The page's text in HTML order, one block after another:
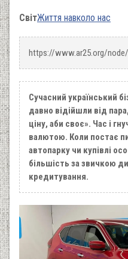
СвітЖиття навколо нас
https://www.ar25.org/node/
Сучасний український
давно відійшли від
ціну, аби своє». Час і
валютою. Коли постає
автопарку чи купівлі
більшість за звичкою
кредитування.